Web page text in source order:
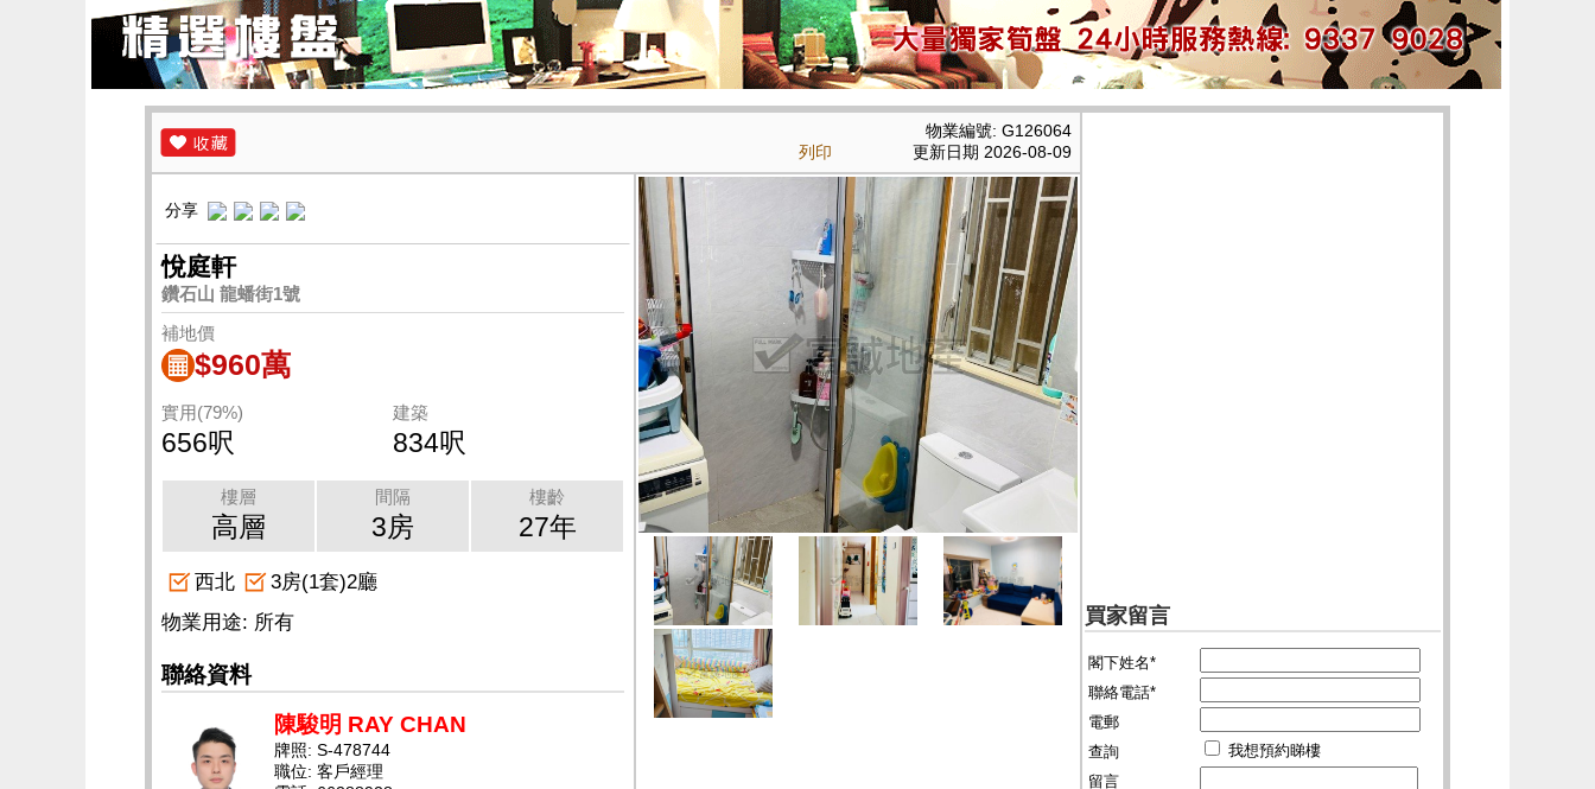
列印
物業編號: G126064
更新日期 2026-08-09
買家留言
閣下姓名*
聯絡電話*
電郵
查詢
我想預約睇樓
留言
分享
悅庭軒
鑽石山 龍蟠街1號
補地價
$960萬
實用(79%)
656呎
建築
834呎
樓層
高層
間隔
3房
樓齡
27年
西北
3房(1套)2廳
物業用途: 所有
聯絡資料
陳駿明 RAY CHAN
牌照: S-478744
職位: 客戶經理